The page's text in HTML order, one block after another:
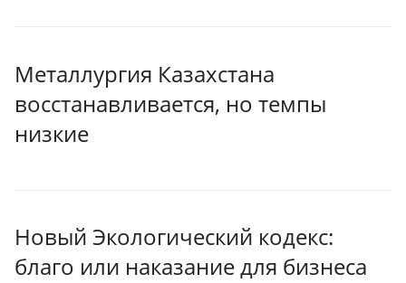
Металлургия Казахстана
восстанавливается, но темпы
низкие
Новый Экологический кодекс:
благо или наказание для бизнеса